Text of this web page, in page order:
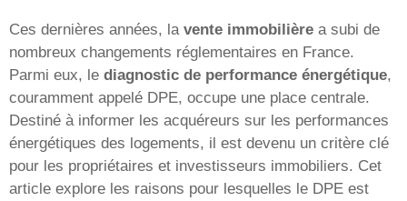
Ces dernières années, la vente immobilière a subi de
nombreux changements réglementaires en France.
Parmi eux, le diagnostic de performance énergétique,
couramment appelé DPE, occupe une place centrale.
Destiné à informer les acquéreurs sur les performances
énergétiques des logements, il est devenu un critère clé
pour les propriétaires et investisseurs immobiliers. Cet
article explore les raisons pour lesquelles le DPE est